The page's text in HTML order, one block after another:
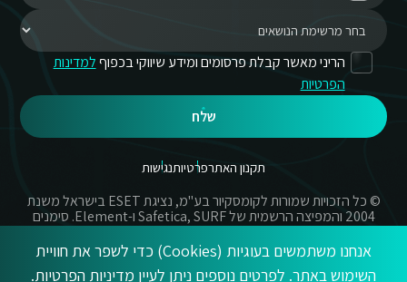
הריני מאשר קבלת פרסומים ומידע שיווקי בכפוףלמדינות
הפרטיות
שלח
תקנון האתרפרטיותנגישות
© כל הזכויות שמורות לקומסקיור בע"מ, נציגת ESET בישראל משנת
2004 והמפיצה הרשמית של Safetica, SURF ו-Element. סימנים
מסחריים אשר בשימוש באתר זה הינם סימנים מסחריים או מותגים
רשומים של החברות הרשומות.